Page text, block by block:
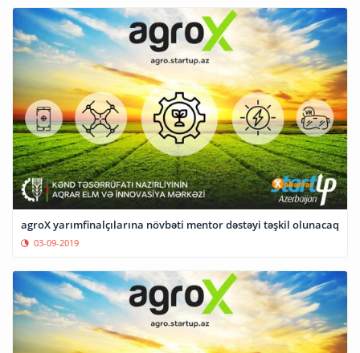
agroX yarımfinalçılarına növbəti mentor dəstəyi təşkil olunacaq
03-09-2019